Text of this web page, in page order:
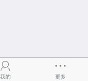
我的 更多